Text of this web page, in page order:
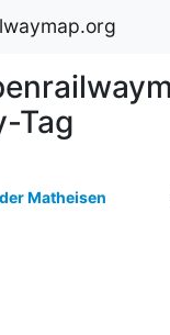
Tag
Matheisen